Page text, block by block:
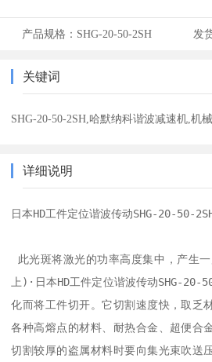
产品规格： SHG-20-50-2SH 发
关键词
SHG-20-50-2SH,哈默纳科谐波减速机,机械
详细说明
日本HD工件定位谐波传动SHG-20-50-
上)·日本HD工件定位谐波传动SHG-20-
化而将工件切开。它切割速度快，取乏
各种高熔点的材料、耐热合金、超便合
切割较厚的盗属材料时要向集光束吹送